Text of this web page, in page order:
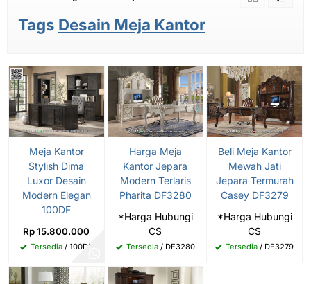
Tags Desain Meja Kantor
Meja Kantor
Stylish Dima
Luxor Desain
Modern Elegan
100DF
Rp 15.800.000
Tersedia/ 100DF
Harga Meja
Kantor Jepara
Modern Terlaris
Pharita DF3280
*Harga Hubungi
CS
Tersedia/ DF3280
Beli Meja Kantor
Mewah Jati
Jepara Termurah
Casey DF3279
*Harga Hubungi
CS
Tersedia / DF3279